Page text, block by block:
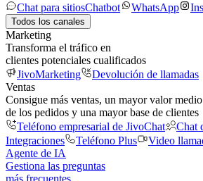
Chat para sitiosChatbot WhatsApp
Todos los canales
Marketing
Transforma el tráfico en
clientes potenciales cualificados
JivoMarketing
Devolución de llamadas
Ventas
Consigue más ventas, un mayor valor medio
de los pedidos y una mayor base de clientes
Teléfono empresarial de JivoChat
Chat
Integraciones
Teléfono Plus Video
Agente de IA
Gestiona las preguntas
más frecuentes